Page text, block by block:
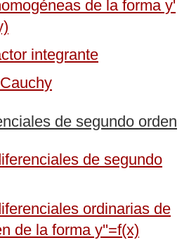
de la forma y'
integrante
de segundo orden
de segundo
ordinarias de
de la forma y''=f(x)